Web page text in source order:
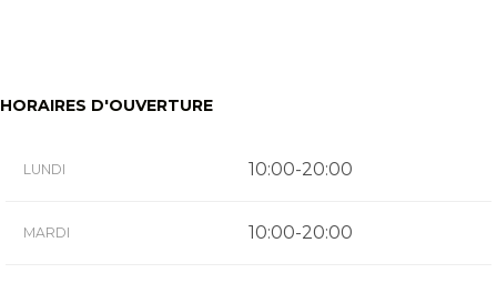
HORAIRES D'OUVERTURE
LUNDI 10:00-20:00
MARDI 10:00-20:00